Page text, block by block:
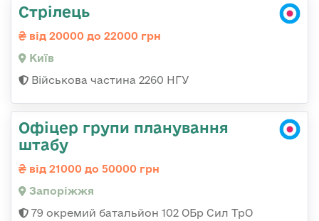
Стрілець
від 20000 до 22000 грн
Київ
Військова частина 2260 НГУ
Офіцер групи планування
штабу
від 21000 до 50000 грн
Запоріжжя
79 окремий батальйон 102 ОБр Сил ТрО